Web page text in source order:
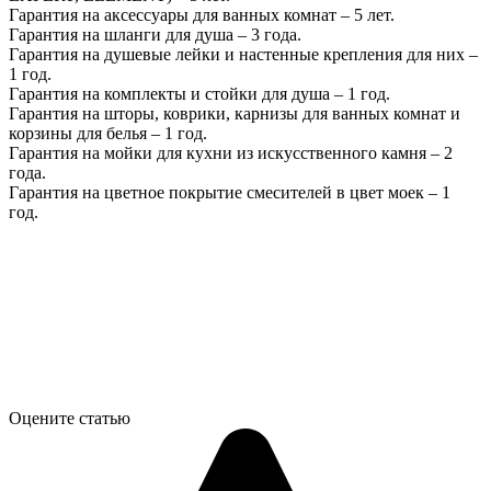
Гарантия на аксессуары для ванных комнат – 5 лет.
Гарантия на шланги для душа – 3 года.
Гарантия на душевые лейки и настенные крепления для них –
1 год.
Гарантия на комплекты и стойки для душа – 1 год.
Гарантия на шторы, коврики, карнизы для ванных комнат и
корзины для белья – 1 год.
Гарантия на мойки для кухни из искусственного камня – 2
года.
Гарантия на цветное покрытие смесителей в цвет моек – 1
год.
Оцените статью